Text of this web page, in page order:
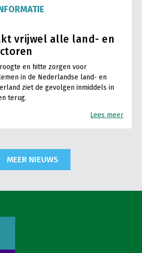
vrijwel alle land- en
en hitte zorgen voor
in de Nederlandse land- en
ziet de gevolgen inmiddels in
terug.
Lees meer
MEER NIEUWS